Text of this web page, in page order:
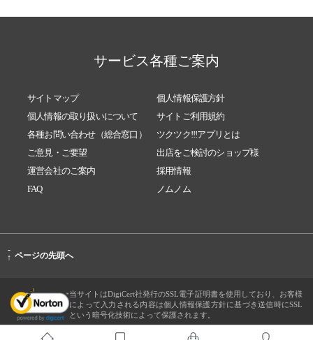
サービス各種ご案内
サイトマップ
個人情報保護方針
個人情報の取り扱いについて
サイトご利用規約
各種お問い合わせ（総合窓口）
ツクツク!!!アプリとは
ご意見・ご要望
出店をご検討のショップ様
運営会社のご案内
採用情報
FAQ
ノムノム
-
↑ ページの先頭へ
当サイトはDigiCert社発行のSSL電子証明書を使用しており、お客様
によって入力される内容は個人情報保護方針に基づき送信時にSSL
という暗号化技術によって保護されます。